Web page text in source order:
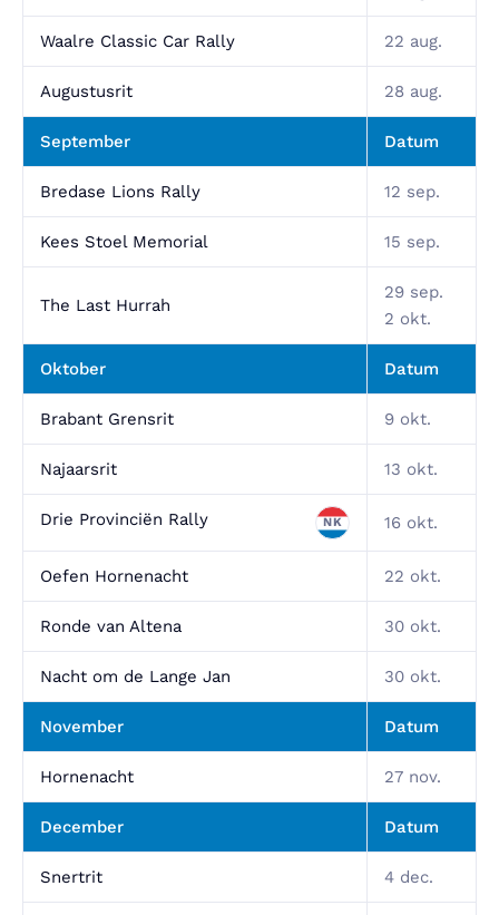
Waalre Classic Car Rally 22 aug.
Augustusrit 28 aug.
September Datum
Bredase Lions Rally 12 sep.
Kees Stoel Memorial 15 sep.
The Last Hurrah
29 sep.
2 okt.
Oktober Datum
Brabant Grensrit 9 okt.
Najaarsrit 13 okt.
Drie Provinciën Rally NK 16 okt.
Oefen Hornenacht 22 okt.
Ronde van Altena 30 okt.
Nacht om de Lange Jan 30 okt.
November Datum
Hornenacht 27 nov.
December Datum
Snertrit 4 dec.